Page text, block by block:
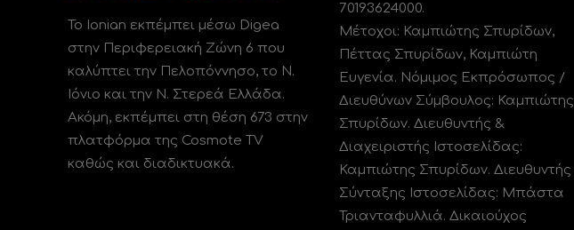
Το Ionian εκπέμπει μέσω Digea
στην Περιφερειακή Ζώνη 6 που
καλύπτει την Πελοπόννησο, το N.
Ιόνιο και την Ν. Στερεά Ελλάδα.
Ακόμη, εκπέμπει στη θέση 673 στην
πλατφόρμα της Cosmote TV
καθώς και διαδικτυακά.
70193624000.
Μέτοχοι: Καμπιώτης Σπυρίδων,
Πέττας Σπυρίδων, Καμπιώτη
Ευγενία. Νόμιμος Εκπρόσωπος /
Διευθύνων Σύμβουλος: Καμπιώτης
Σπυρίδων. Διευθυντής &
Διαχειριστής Ιστοσελίδας:
Καμπιώτης Σπυρίδων. Διευθυντής
Σύνταξης Ιστοσελίδας: Μπάστα
Τριανταφυλλιά. Δικαιούχος